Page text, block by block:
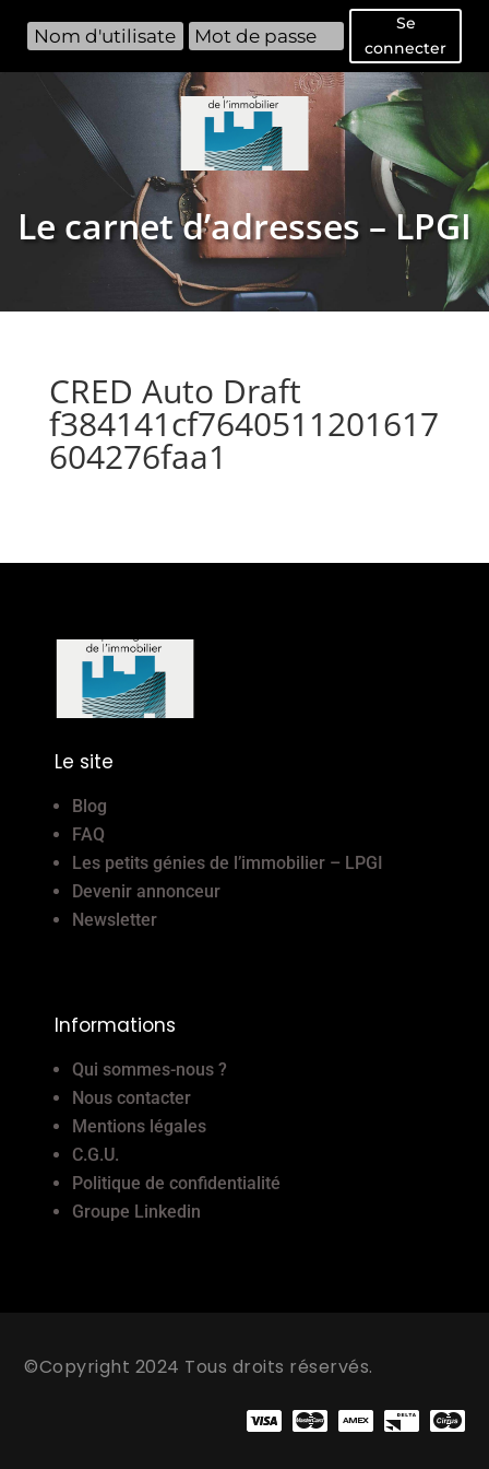
Se
connecter
Le carnet d’adresses – LPGI
CRED Auto Draft
f384141cf7640511201617
604276faa1
Le site
Blog
FAQ
Les petits génies de l’immobilier – LPGI
Devenir annonceur
Newsletter
Informations
Qui sommes-nous ?
Nous contacter
Mentions légales
C.G.U.
Politique de confidentialité
Groupe Linkedin
©Copyright 2024 Tous droits réservés.